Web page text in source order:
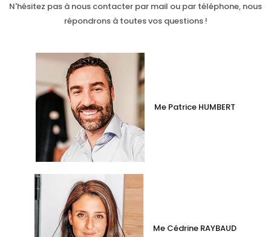
N'hésitez pas à nous contacter par mail ou par téléphone, nous
répondrons à toutes vos questions !
Me Patrice HUMBERT
Me Cédrine RAYBAUD